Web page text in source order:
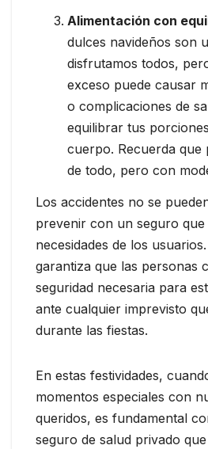
Alimentación con
dulces navideños son
disfrutamos todos,
exceso puede causar
o complicaciones de
equilibrar tus
cuerpo. Recuerda que
de todo, pero con
Los accidentes no se
prevenir con un seguro que
necesidades de los
garantiza que las personas
seguridad necesaria para
ante cualquier imprevisto
durante las fiestas.
En estas festividades,
momentos especiales con
queridos, es fundamental
seguro de salud privado